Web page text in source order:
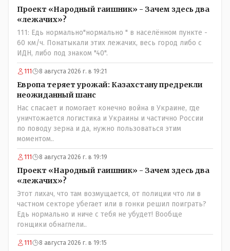
Проект «Народный гаишник» - Зачем здесь два
«лежачих»?
111: Едь нормально"нормально " в населённом пункте -
60 км/ч. Понатыкали этих лежачих, весь город либо с
ИДН, либо под знаком "40".
111 8 августа 2026 г. в 19:21
Европа теряет урожай: Казахстану предрекли
неожиданный шанс
Нас спасает и помогает конечно война в Украине, где
уничтожается логистика и Украины и частично России
по поводу зерна и да, нужно пользоваться этим
моментом..
111 8 августа 2026 г. в 19:19
Проект «Народный гаишник» - Зачем здесь два
«лежачих»?
Этот лихач, что там возмущается, от полиции что ли в
частном секторе убегает или в гонки решил поиграть?
Едь нормально и ниче с тебя не убудет! Вообще
гонщики обнаглели..
111 8 августа 2026 г. в 19:15